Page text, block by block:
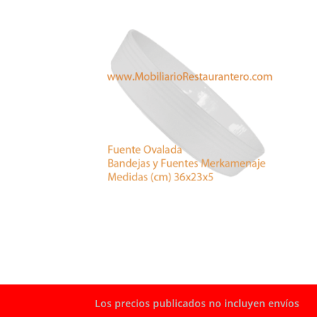
Los precios publicados no incluyen envíos